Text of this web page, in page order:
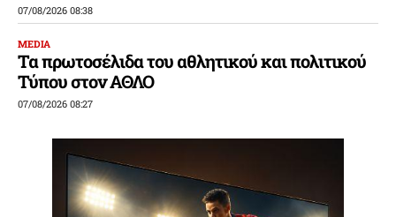
07/08/2026 08:38
MEDIA
Τα πρωτοσέλιδα του αθλητικού και πολιτικού
Τύπου στον ΑΘΛΟ
07/08/2026 08:27